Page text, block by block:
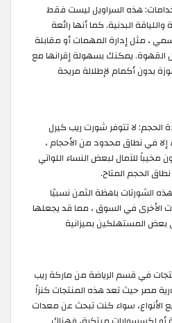
هذه السراويل ليست فقط
واللياقة البدنية. كما أنها رائعة
، مثل إدارة المهمات أو مقابلة
القهوة. يمكنك بسهولة إقرانها مع
بدون أكمام لإطلالة مريحة
الحجم: لا تتوفر شورت ريب كيرل
إلا في نطاق محدود من الأحجام ،
مخيباً للآمال لبعض النساء اللواتي
الحجم المتاح.
الشورتات باهظة الثمن نسبيًا
الأخرى في السوق ، مما قد يجعلها
بعض المستهلكين بميزانية
هذا ملخص لأفضل 5 منتجات في قسم الرياضة من ماركة ريب
مصر حيث تعد هذه المنتجات كنزاً
الأنواع، سواء كنت تبحث عن معدات